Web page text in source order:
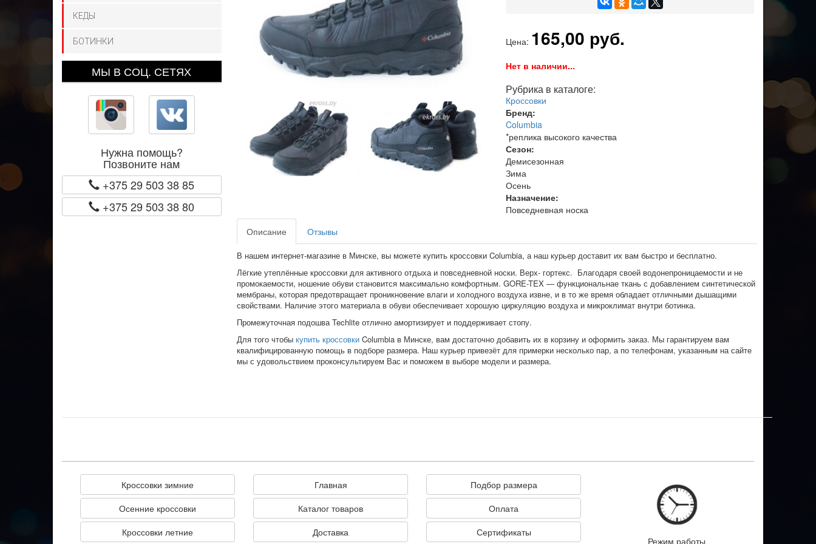
КЕДЫ
БОТИНКИ
МЫ В СОЦ. СЕТЯХ
Нужна помощь?
Позвоните нам
+375 29 503 38 85
+375 29 503 38 80
Цена: 165,00 руб.
Нет в наличии...
Рубрика в каталоге:
Кроссовки
Бренд:
Columbia
*реплика высокого качества
Сезон:
Демисезонная
Зима
Осень
Назначение:
Повседневная носка
Описание
Отзывы
В нашем интернет-магазине в Минске, вы можете купить кроссовки Columbia, а наш курьер доставит их вам быстро и бесплатно.
Лёгкие утеплённые кроссовки для активного отдыха и повседневной носки. Верх- гортекс. Благодаря своей водонепроницаемости и не
промокаемости, ношение обуви становится максимально комфортным. GORE-TEX — функциональнае ткань с добавлением синтетической
мембраны, которая предотвращает проникновение влаги и холодного воздуха извне, и в то же время обладает отличными дышащими
свойствами. Наличие этого материала в обуви обеспечивает хорошую циркуляцию воздуха и микроклимат внутри ботинка.
Промежуточная подошваTechliteотлично амортизирует и поддерживает стопу.
Для того чтобы купить кроссовкиColumbia в Минске, вам достаточно добавить их в корзину и оформить заказ. Мы гарантируем вам
квалифицированную помощь в подборе размера. Наш курьер привезёт для примерки несколько пар, а по телефонам, указанным на сайте
мы с удовольствием проконсультируем Вас и поможем в выборе модели и размера.
Кроссовки зимние
Осенние кроссовки
Кроссовки летние
Главная
Каталог товаров
Доставка
Подбор размера
Оплата
Сертификаты
Режим работы